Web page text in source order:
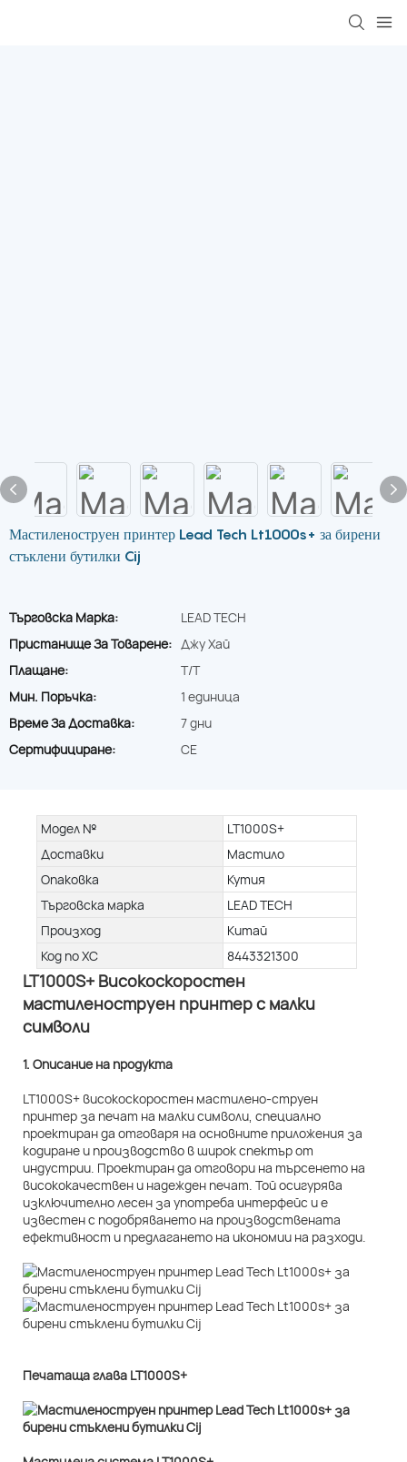
Мастиленоструен принтер Lead Tech Lt1000s+ за бирени
стъклени бутилки Cij
Търговска Марка:
LEAD TECH
Пристанище За Товарене: Джу Хай
Плащане:
T/T
Мин. Поръчка:
1 единица
Време За Доставка:
7 дни
Сертифициране:
CE
Модел №
LT1000S+
Доставки
Мастило
Опаковка
Кутия
Търговска марка
LEAD TECH
Произход
Китай
Код по ХС
8443321300
LT1000S+ Високоскоростен
мастиленоструен принтер с малки
символи
1. Описание на продукта
LT1000S+ високоскоростен мастилено-струен
принтер за печат на малки символи, специално
проектиран да отговаря на основните приложения за
кодиране и производство в широк спектър от
индустрии. Проектиран да отговори на търсенето на
висококачествен и надежден печат. Той осигурява
изключително лесен за употреба интерфейс и е
известен с подобряването на производствената
ефективност и предлагането на икономии на разходи.
Печатаща глава LT1000S+